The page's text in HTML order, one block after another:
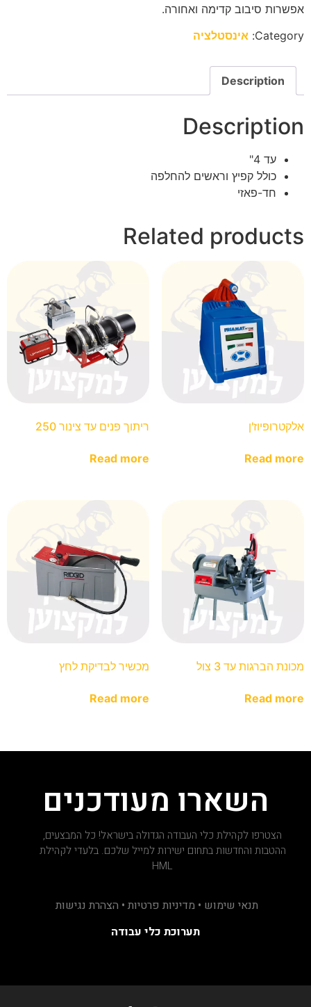
אפשרות סיבוב קדימה ואחורה.
Category: אינסטלציה
Description
Description
עד 4"
כולל קפיץ וראשים להחלפה
חד-פאזי
Related products
אלקטרופיוז'ן
Read more
ריתוך פנים עד צינור 250
Read more
מכונת הברגות עד 3 צול
Read more
מכשיר לבדיקת לחץ
Read more
השארו מעודכנים
הצטרפו לקהילת כלי העבודה הגדולה בישראל! כל המבצעים,
ההטבות והחדשות בתחום ישירות למייל שלכם. בלעדי לקהילת
HML
תנאי שימוש • מדיניות פרטיות • הצהרת נגישות
תערוכת כלי עבודה